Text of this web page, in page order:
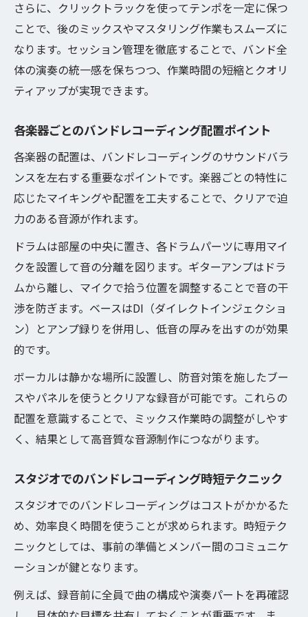
さらに、クリックトラックを使ってテンポを一定に保つ
ことで、後のミックスやマスタリング作業もスムーズに
なります。セッション管理を徹底することで、バンド全
体の演奏の統一感を保ちつつ、作業時間の短縮とクオリ
ティアップが実現できます。
各楽器ごとのバンドレコーディング配置ポイント
各楽器の配置は、バンドレコーディングのサウンドバラ
ンスを左右する重要なポイントです。楽器ごとの特性に
応じたマイキングや配置を工夫することで、クリアで迫
力のある音源が作れます。
ドラムは部屋の中央に置き、各ドラムパーツに専用マイ
クを設置して音の分離を図ります。ギターアンプはドラ
ムから離し、マイクで拾う位置を調整することで音の干
渉を防ぎます。ベースはDI（ダイレクトインジェクショ
ン）とアンプ録りを併用し、低音の厚みを出すのが効果
的です。
ボーカルは静かな場所に設置し、防音対策を施したブー
スやパネルを使うとクリアな録音が可能です。これらの
配置を意識することで、ミックス作業時の調整がしやす
く、結果として高音質な音源制作につながります。
スタジオでのバンドレコーディング時短テクニック
スタジオでのバンドレコーディングはコストがかかるた
め、効率良く時間を使うことが求められます。時短テク
ニックとしては、事前の準備とメンバー間のコミュニケ
ーションが鍵となります。
例えば、録音前に全員で曲の構成や演奏パートを再確認